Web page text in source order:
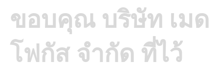
ขอบคุณ บริษัท เมด
โฟกัส จำกัด ที่ไว้